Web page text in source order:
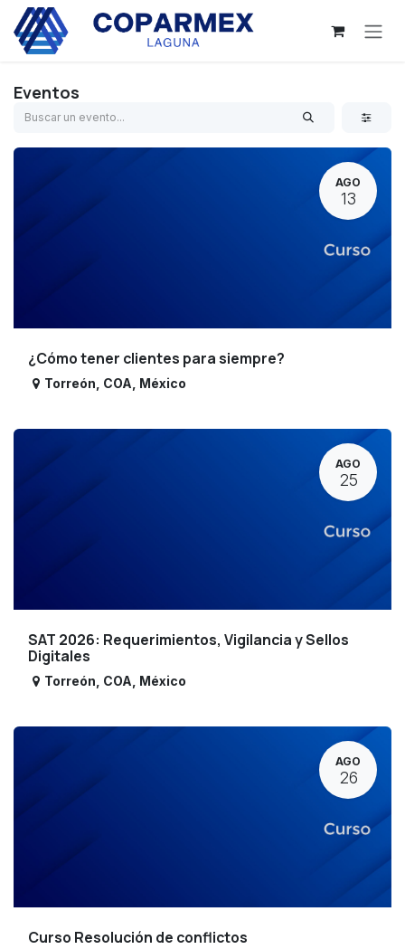
Ir al contenido
Eventos
AGO
13
¿Cómo tener clientes para siempre?
Torreón COA México
AGO
25
SAT 2026: Requerimientos, Vigilancia y Sellos
Digitales
Torreón COA México
AGO
26
Curso Resolución de conflictos